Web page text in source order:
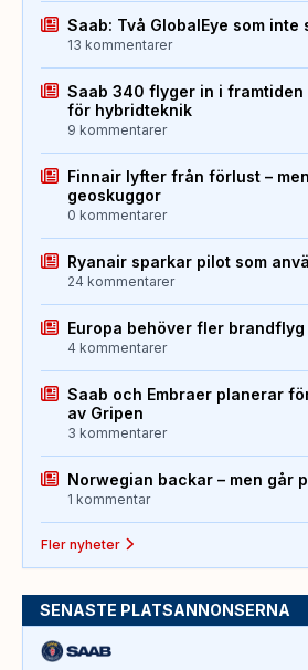
Saab: Två GlobalEye som inte
13 kommentarer
Saab 340 flyger in i framtiden
för hybridteknik
9 kommentarer
Finnair lyfter från förlust –
geoskuggor
0 kommentarer
Ryanair sparkar pilot som
24 kommentarer
Europa behöver fler brandflyg
4 kommentarer
Saab och Embraer planerar
av Gripen
3 kommentarer
Norwegian backar – men går
1 kommentar
Fler nyheter
SENASTE PLATSANNONSERNA